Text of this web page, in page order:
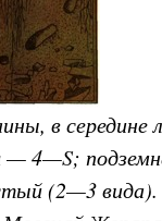
в середине
— 4—S;
(2—3 вида).